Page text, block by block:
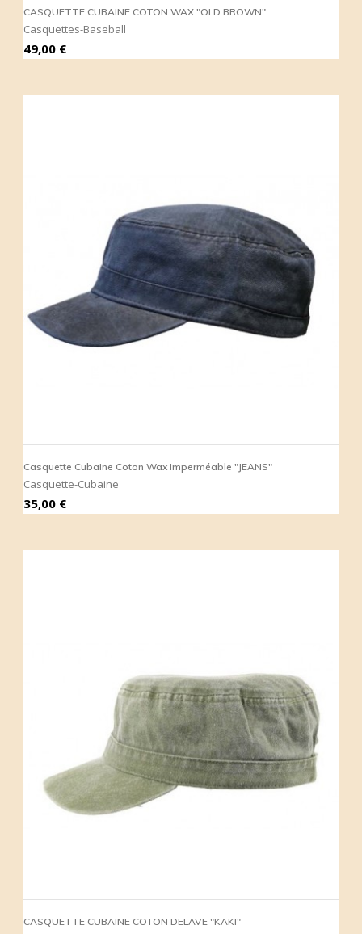
CASQUETTE CUBAINE COTON WAX "OLD BROWN"
Casquettes-Baseball
Prix
49,00 €
Casquette Cubaine Coton Wax Imperméable "JEANS"
Casquette-Cubaine
Prix
35,00 €
CASQUETTE CUBAINE COTON DELAVE "KAKI"